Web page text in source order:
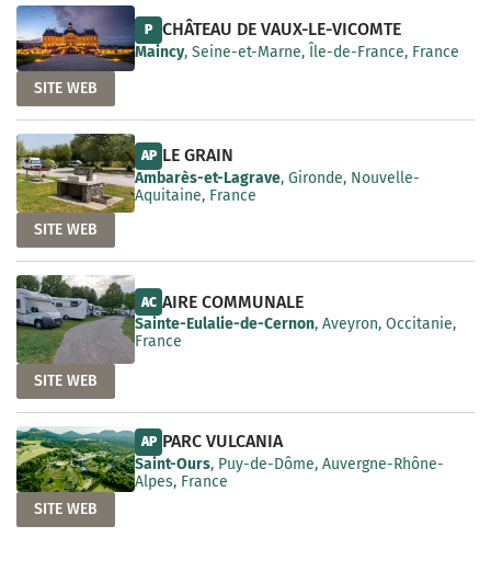
P CHÂTEAU DE VAUX-LE-VICOMTE
Maincy, Seine-et-Marne, Île-de-France, France
SITE WEB
AP LE GRAIN
Ambarès-et-Lagrave, Gironde, Nouvelle-
Aquitaine, France
SITE WEB
AC AIRE COMMUNALE
Sainte-Eulalie-de-Cernon, Aveyron, Occitanie,
France
SITE WEB
AP PARC VULCANIA
Saint-Ours, Puy-de-Dôme, Auvergne-Rhône-
Alpes, France
SITE WEB